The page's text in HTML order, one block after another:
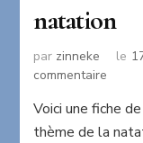
natation
par zinneke le
commentaire
sur
Voici une fiche
thème de la